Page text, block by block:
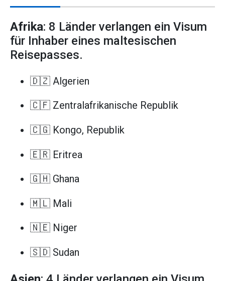
Afrika: 8 Länder verlangen ein Visum
für Inhaber eines maltesischen
Reisepasses.
🇩🇿 Algerien
🇨🇫 Zentralafrikanische Republik
🇨🇬 Kongo, Republik
🇪🇷 Eritrea
🇬🇭 Ghana
🇲🇱 Mali
🇳🇪 Niger
🇸🇩 Sudan